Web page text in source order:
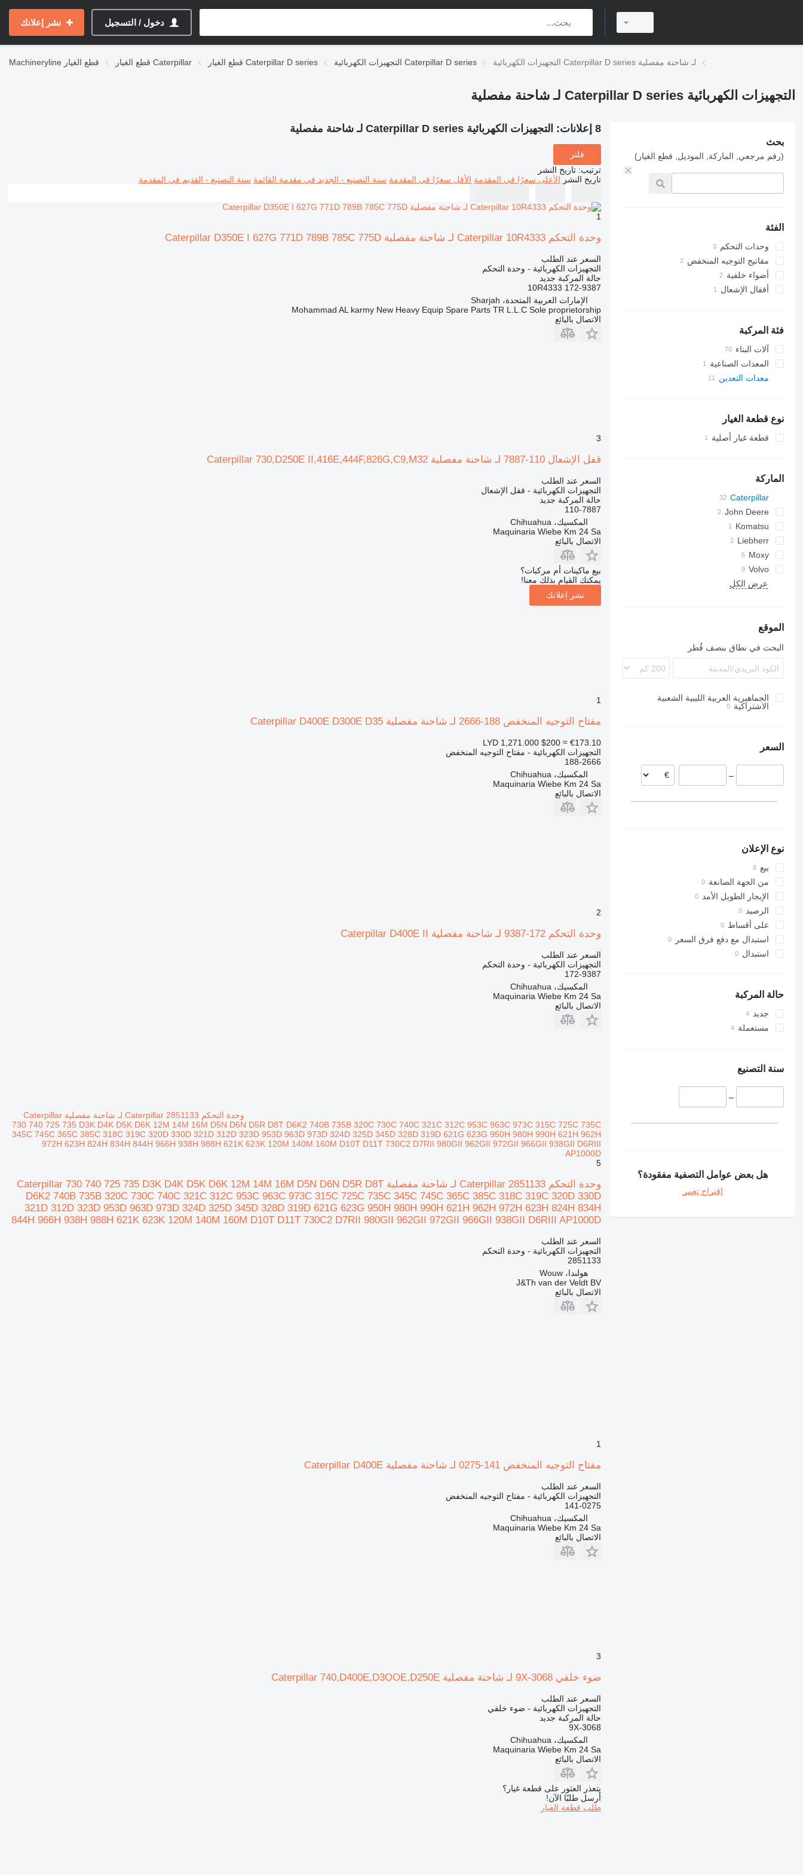
دخول / التسجيل نشر إعلانك
Machineryline قطع الغيار قطع الغيار Caterpillar قطع الغيار Caterpillar D series التجهيزات الكهربائية Caterpillar D series التجهيزات الكهربائية Caterpillar D series لـ شاحنة مفصلية
التجهيزات الكهربائية Caterpillar D series لـ شاحنة مفصلية
بحث
(رقم مرجعي, الماركة, الموديل, قطع الغيار)
الفئة
وحدات التحكم
مفاتيح التوجيه المنخفض
أضواء خلفية
أقفال الإشعال
فئة المركبة
آلات البناء
الحفارات
لوادر حفارة
الآليات والماكينات لشق وتعبيد الطرق
ممهدات الطرق
جرافات ذات عجلات
معدات خاصة أخرى
المعدات الصناعية
مولدات كهربائية
معدات التعدين
شاحنات مفصليةنوع قطعة الغيار
قطعة غيار أصلية
الماركة
B
Caterpillar
730
735
740
740B745
745C
C-series
D series
D8
D11
D250
John Deere
410
Komatsu
HM
Liebherr
Moxy
MT
Volvo
A-series
G-series
L-series
SD
عرض الكل
الموقع
البحث في نطاق بنصف قُطر
الجماهيرية العربية الليبية الشعبية
الاشتراكية
السعر
–
نوع الإعلان
بيع
من الجهة الصانعة
الإيجار الطويل الأمد
الرصيد
على أقساط
استبدال مع دفع فرق السعر
استبدال
حالة المركبة
جديد
مستعملة
سنة التصنيع
–
هل بعض عوامل التصفية مفقودة؟
اقتراح تغيير
8 إعلانات: التجهيزات الكهربائية Caterpillar D series لـ شاحنة مفصلية
فلتر
ترتيب: تاريخ النشر
تاريخ النشر الأعلى سعرًا في المقدمة الأقل سعرًا في المقدمة سنة التصنيع - الجديد في مقدمة القائمة سنة التصنيع - القديم في المقدمة
1
وحدة التحكم Caterpillar 10R4333 لـ شاحنة مفصلية Caterpillar D350E I 627G 771D 789B 785C 775D
السعر عند الطلب
التجهيزات الكهربائية - وحدة التحكم
حالة المركبة جديد
10R4333 172-9387
الإمارات العربية المتحدة، Sharjah
Mohammad AL karmy New Heavy Equip Spare Parts TR L.L.C Sole proprietorship
الاتصال بالبائع
3
قفل الإشعال 110-7887 لـ شاحنة مفصلية Caterpillar 730,D250E II,416E,444F,826G,C9,M32
السعر عند الطلب
التجهيزات الكهربائية - قفل الإشعال
حالة المركبة جديد
110-7887
المكسيك، Chihuahua
Maquinaria Wiebe Km 24 Sa
الاتصال بالبائع
بيع ماكينات أم مركبات؟
يمكنك القيام بذلك معنا!
نشر إعلانك
1
مفتاح التوجيه المنخفض 188-2666 لـ شاحنة مفصلية Caterpillar D400E D300E D35
LYD 1,271.000 $200 ≈ €173.10
التجهيزات الكهربائية - مفتاح التوجيه المنخفض
188-2666
المكسيك، Chihuahua
Maquinaria Wiebe Km 24 Sa
الاتصال بالبائع
2
وحدة التحكم 172-9387 لـ شاحنة مفصلية Caterpillar D400E II
السعر عند الطلب
التجهيزات الكهربائية - وحدة التحكم
172-9387
المكسيك، Chihuahua
Maquinaria Wiebe Km 24 Sa
الاتصال بالبائع
وحدة التحكم Caterpillar 2851133 لـ شاحنة مفصلية Caterpillar
730 740 725 735 D3K D4K D5K D6K 12M 14M 16M D5N D6N D5R D8T D6K2 740B 735B 320C 730C 740C 321C 312C 953C 963C 973C 315C 725C 735C
345C 745C 365C 385C 318C 319C 320D 330D 321D 312D 323D 953D 963D 973D 324D 325D 345D 328D 319D 621G 623G 950H 980H 990H 621H 962H
972H 623H 824H 834H 844H 966H 938H 988H 621K 623K 120M 140M 160M D10T D11T 730C2 D7RII 980GII 962GII 972GII 966GII 938GII D6RIII
AP1000D
5
وحدة التحكم Caterpillar 2851133 لـ شاحنة مفصلية Caterpillar 730 740 725 735 D3K D4K D5K D6K 12M 14M 16M D5N D6N D5R D8T
D6K2 740B 735B 320C 730C 740C 321C 312C 953C 963C 973C 315C 725C 735C 345C 745C 365C 385C 318C 319C 320D 330D
321D 312D 323D 953D 963D 973D 324D 325D 345D 328D 319D 621G 623G 950H 980H 990H 621H 962H 972H 623H 824H 834H
844H 966H 938H 988H 621K 623K 120M 140M 160M D10T D11T 730C2 D7RII 980GII 962GII 972GII 966GII 938GII D6RIII AP1000D
السعر عند الطلب
التجهيزات الكهربائية - وحدة التحكم
2851133
هولندا، Wouw
J&Th van der Veldt BV
الاتصال بالبائع
1
مفتاح التوجيه المنخفض 141-0275 لـ شاحنة مفصلية Caterpillar D400E
السعر عند الطلب
التجهيزات الكهربائية - مفتاح التوجيه المنخفض
141-0275
المكسيك، Chihuahua
Maquinaria Wiebe Km 24 Sa
الاتصال بالبائع
3
ضوء خلفي 9X-3068 لـ شاحنة مفصلية Caterpillar 740,D400E,D3OOE,D250E
السعر عند الطلب
التجهيزات الكهربائية - ضوء خلفي
حالة المركبة جديد
9X-3068
المكسيك، Chihuahua
Maquinaria Wiebe Km 24 Sa
الاتصال بالبائع
يتعذر العثور على قطعة غيار؟
أرسل طلبًا الآن!
طلب قطعة الغيار